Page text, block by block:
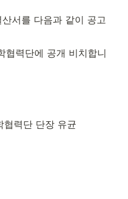
서를 다음과 같이 공고
력단에 공개 비치합니
협력단 단장 유균